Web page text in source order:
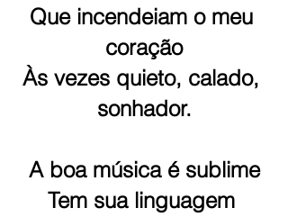
Que incendeiam o meu
coração
Às vezes quieto, calado,
sonhador.
A boa música é sublime
Tem sua linguagem